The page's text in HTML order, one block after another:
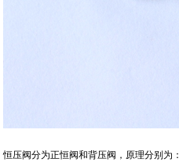
恒压阀分为正恒阀和背压阀，原理分别为：